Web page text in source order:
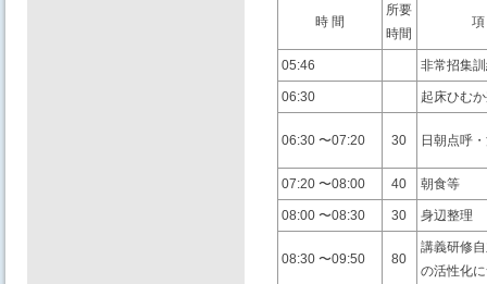
時 間
所要
時間
項
05:46 非常招集
06:30 起床ひむ
06:30 〜07:20 30 ⽇朝点呼
07:20 〜08:00 40 朝⾷等
08:00 〜08:30 30 ⾝辺整理
08:30 〜09:50 80
講義研修
の活性化